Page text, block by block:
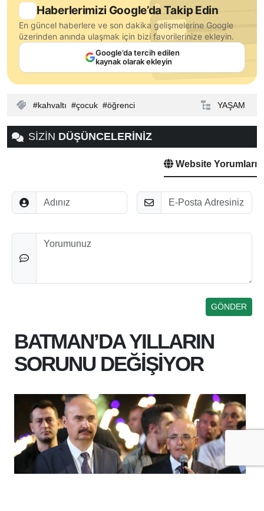
Haberlerimizi Google’da Takip Edin
En güncel haberlere ve son dakika gelişmelerine Google
üzerinden anında ulaşmak için bizi favorilerinize ekleyin.
Google’da tercih edilen
kaynak olarak ekleyin
kahvaltı çocuk öğrenci YAŞAM
SİZİN DÜŞÜNCELERİNİZ
Website Yorumları
Adınız E-Posta
Düşünceleriniz
BATMAN’DA YILLARIN
SORUNU DEĞİŞİYOR